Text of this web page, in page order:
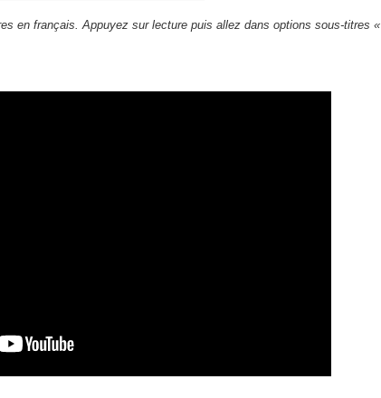
en français. Appuyez sur lecture puis allez dans options sous-titres «